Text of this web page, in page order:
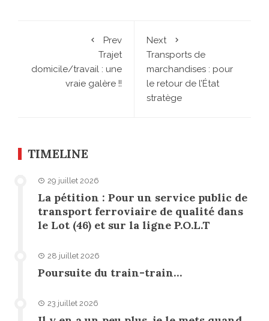
Prev
Trajet
domicile/travail : une
vraie galère !!
Next
Transports de
marchandises : pour
le retour de l’État
stratège
TIMELINE
29 juillet 2026
La pétition : Pour un service public de
transport ferroviaire de qualité dans
le Lot (46) et sur la ligne P.O.L.T
28 juillet 2026
Poursuite du train-train…
23 juillet 2026